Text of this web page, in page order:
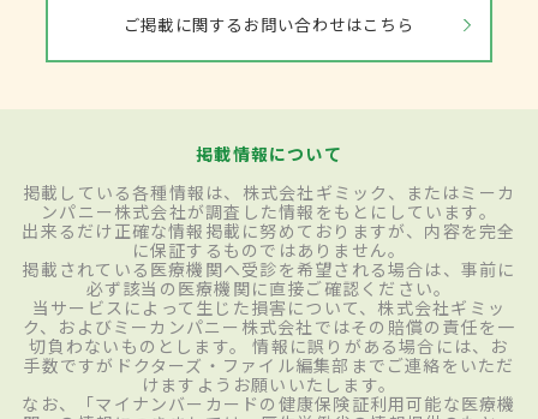
ご掲載に関するお問い合わせはこちら
掲載情報について
掲載している各種情報は、株式会社ギミック、またはミーカ
ンパニー株式会社が調査した情報をもとにしています。
出来るだけ正確な情報掲載に努めておりますが、内容を完全
に保証するものではありません。
掲載されている医療機関へ受診を希望される場合は、事前に
必ず該当の医療機関に直接ご確認ください。
当サービスによって生じた損害について、株式会社ギミッ
ク、およびミーカンパニー株式会社ではその賠償の責任を一
切負わないものとします。 情報に誤りがある場合には、お
手数ですがドクターズ・ファイル編集部までご連絡をいただ
けますようお願いいたします。
なお、「マイナンバーカードの健康保険証利用可能な医療機